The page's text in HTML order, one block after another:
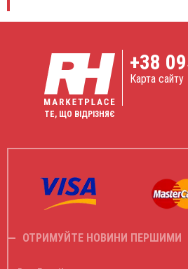
ТЕ, ЩО ВІДРІЗНЯЄ
+38
Карта сайту
ОТРИМУЙТЕ НОВИНИ ПЕРШИМИ